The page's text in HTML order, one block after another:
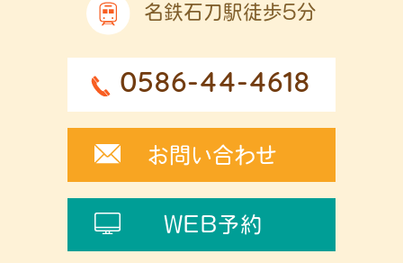
名鉄石刀駅徒歩5分
0586-44-4618
お問い合わせ
WEB予約